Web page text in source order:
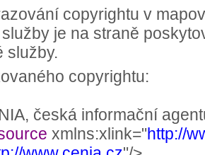
copyrightu v
je na straně
služby.
copyrightu:
česká informační
xmlns:xlink="http://